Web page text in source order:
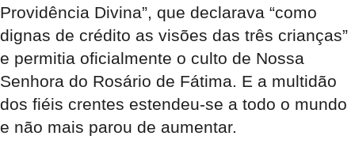
Providência Divina”, que declarava “como
dignas de crédito as visões das três crianças”
e permitia oficialmente o culto de Nossa
Senhora do Rosário de Fátima. E a multidão
dos fiéis crentes estendeu-se a todo o mundo
e não mais parou de aumentar.